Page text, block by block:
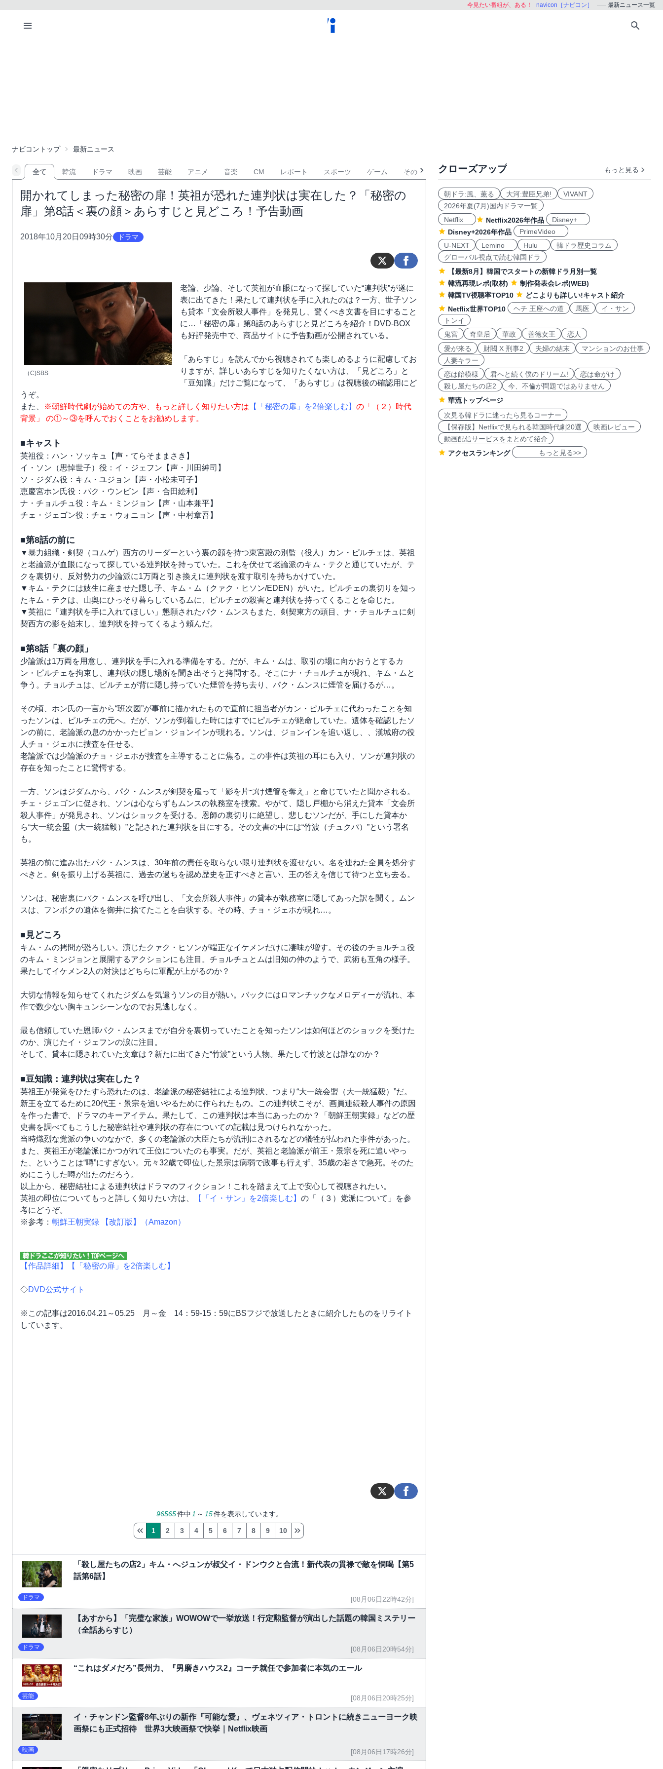
今見たい番組が、ある！ navicon［ナビコン］ 最新ニュース一覧
ナビコントップ 最新ニュース
全て 韓流 ドラマ 映画 芸能 アニメ 音楽 CM レポート スポーツ ゲーム その他
開かれてしまった秘密の扉！英祖が恐れた連判状は実在した？「秘密の
扉」第8話＜裏の顔＞あらすじと見どころ！予告動画
2018年10月20日09時30分 ドラマ
（C)SBS
老論、少論、そして英祖が血眼になって探していた“連判状”が遂に
表に出てきた！果たして連判状を手に入れたのは？一方、世子ソン
も貸本「文会所殺人事件」を発見し、驚くべき文書を目にすること
に…「秘密の扉」第8話のあらすじと見どころを紹介！DVD-BOX
も好評発売中で、商品サイトに予告動画が公開されている。
「あらすじ」を読んでから視聴されても楽しめるように配慮してお
りますが、詳しいあらすじを知りたくない方は、「見どころ」と
「豆知識」だけご覧になって、「あらすじ」は視聴後の確認用にど
うぞ。
また、
※朝鮮時代劇が始めての方や、もっと詳しく知りたい方は 【「秘密の扉」を2倍楽しむ】 の「（２）時代
背景」 の①～③を呼んでおくことをお勧めします。
■キャスト
英祖役：ハン・ソッキュ【声・てらそままさき】
イ・ソン（思悼世子）役：イ・ジェフン【声・川田紳司】
ソ・ジダム役：キム・ユジョン【声・小松未可子】
恵慶宮ホン氏役：パク・ウンビン【声・合田絵利】
ナ・チョルチュ役：キム・ミンジョン【声・山本兼平】
チェ・ジェゴン役：チェ・ウォニョン【声・中村章吾】
■第8話の前に
▼暴力組織・剣契（コムゲ）西方のリーダーという裏の顔を持つ東宮殿の別監（役人）カン・ピルチェは、英祖
と老論派が血眼になって探している連判状を持っていた。これを伏せて老論派のキム・テクと通じていたが、テ
クを裏切り、反対勢力の少論派に1万両と引き換えに連判状を渡す取引を持ちかけていた。
▼キム・テクには妓生に産ませた隠し子、キム・ム（クァク・ヒソン/EDEN）がいた。ピルチェの裏切りを知っ
たキム・テクは、山奥にひっそり暮らしているムに、ピルチェの殺害と連判状を持ってくることを命じた。
▼英祖に「連判状を手に入れてほしい」懇願されたパク・ムンスもまた、剣契東方の頭目、ナ・チョルチュに剣
契西方の影を始末し、連判状を持ってくるよう頼んだ。
■第8話「裏の顔」
少論派は1万両を用意し、連判状を手に入れる準備をする。だが、キム・ムは、取引の場に向かおうとするカ
ン・ピルチェを拘束し、連判状の隠し場所を聞き出そうと拷問する。そこにナ・チョルチュが現れ、キム・ムと
争う。チョルチュは、ピルチェが背に隠し持っていた煙管を持ち去り、パク・ムンスに煙管を届けるが…。
その頃、ホン氏の一言から“班次図”が事前に描かれたもので直前に担当者がカン・ピルチェに代わったことを知
ったソンは、ピルチェの元へ。だが、ソンが到着した時にはすでにピルチェが絶命していた。遺体を確認したソ
ンの前に、老論派の息のかかったピョン・ジョンインが現れる。ソンは、ジョンインを追い返し、、漢城府の役
人チョ・ジェホに捜査を任せる。
老論派では少論派のチョ・ジェホが捜査を主導することに焦る。この事件は英祖の耳にも入り、ソンが連判状の
存在を知ったことに驚愕する。
一方、ソンはジダムから、パク・ムンスが剣契を雇って「影を片づけ煙管を奪え」と命じていたと聞かされる。
チェ・ジェゴンに促され、ソンは心ならずもムンスの執務室を捜索。やがて、隠し戸棚から消えた貸本「文会所
殺人事件」が発見され、ソンはショックを受ける。恩師の裏切りに絶望し、悲しむソンだが、手にした貸本か
ら“大一統会盟（大一統猛毅）”と記された連判状を目にする。その文書の中には“竹波（チュクパ）”という署名
も。
英祖の前に進み出たパク・ムンスは、30年前の責任を取らない限り連判状を渡せない。名を連ねた全員を処分す
べきと。剣を振り上げる英祖に、過去の過ちを認め歴史を正すべきと言い、王の答えを信じて待つと立ち去る。
ソンは、秘密裏にパク・ムンスを呼び出し、「文会所殺人事件」の貸本が執務室に隠してあった訳を聞く。ムン
スは、フンボクの遺体を御井に捨てたことを白状する。その時、チョ・ジェホが現れ…。
■見どころ
キム・ムの拷問が恐ろしい。演じたクァク・ヒソンが端正なイケメンだけに凄味が増す。その後のチョルチュ役
のキム・ミンジョンと展開するアクションにも注目。チョルチュとムは旧知の仲のようで、武術も互角の様子。
果たしてイケメン2人の対決はどちらに軍配が上がるのか？
大切な情報を知らせてくれたジダムを気遣うソンの目が熱い。バックにはロマンチックなメロディーが流れ、本
作で数少ない胸キュンシーンなのでお見逃しなく。
最も信頼していた恩師パク・ムンスまでが自分を裏切っていたことを知ったソンは如何ほどのショックを受けた
のか、演じたイ・ジェフンの涙に注目。
そして、貸本に隠されていた文章は？新たに出てきた“竹波”という人物。果たして竹波とは誰なのか？
■豆知識：連判状は実在した？
英祖王が発覚をひたすら恐れたのは、老論派の秘密結社による連判状、つまり“大一統会盟（大一統猛毅）”だ。
新王を立てるために20代王・景宗を追いやるために作られたもの。この連判状こそが、画員連続殺人事件の原因
を作った書で、ドラマのキーアイテム。果たして、この連判状は本当にあったのか？「朝鮮王朝実録」などの歴
史書を調べてもこうした秘密結社や連判状の存在についての記載は見つけられなかった。
当時熾烈な党派の争いのなかで、多くの老論派の大臣たちが流刑にされるなどの犠牲が払われた事件があった。
また、英祖王が老論派にかつがれて王位についたのも事実。だが、英祖と老論派が前王・景宗を死に追いやっ
た、ということは“噂”にすぎない。元々32歳で即位した景宗は病弱で政事も行えず、35歳の若さで急死。そのた
めにこうした噂が出たのだろう。
以上から、秘密結社による連判状はドラマのフィクション！これを踏まえて上で安心して視聴されたい。
英祖の即位についてもっと詳しく知りたい方は、
【「イ・サン」を2倍楽しむ】 の「（３）党派について」を参
考にどうぞ。
※参考： 朝鮮王朝実録 【改訂版】（Amazon）
【作品詳細】 【「秘密の扉」を2倍楽しむ】
◇DVD公式サイト
※この記事は2016.04.21～05.25 月～金 14：59-15：59にBSフジで放送したときに紹介したものをリライト
しています。
96565件中 1 ～ 15件を表示しています。
1 2 3 4 5 6 7 8 9 10
「殺し屋たちの店2」キム・へジュンが叔父イ・ドンウクと合流！新代表の貫禄で敵を恫喝【第5
話第6話】
ドラマ [08月06日22時42分]
【あすから】「完璧な家族」WOWOWで一挙放送！行定勲監督が演出した話題の韓国ミステリー
（全話あらすじ）
ドラマ [08月06日20時54分]
“これはダメだろ”長州力、『男磨きハウス2』コーチ就任で参加者に本気のエール
芸能 [08月06日20時25分]
イ・チャンドン監督8年ぶりの新作『可能な愛』、ヴェネツィア・トロントに続きニューヨーク映
画祭にも正式招待 世界3大映画祭で快挙｜Netflix映画
映画 [08月06日17時26分]
クローズアップ もっと見る
朝ドラ:風、薫る 大河:豊臣兄弟!
VIVANT
2026年夏(7月)国内ドラマ一覧
Netflix
Netflix2026年作品
Disney+
Disney+2026年作品
PrimeVideo
U-NEXT
Lemino Hulu
韓ドラ歴史コラム
グローバル視点で読む韓国ドラ
【最新8月】韓国でスタートの新韓ドラ月別一覧
韓流再現レポ(取材)
制作発表会レポ(WEB)
韓国TV視聴率TOP10
どこよりも詳しい!キャスト紹介
Netflix世界TOP10
ヘチ 王座への道 馬医
イ・サン
トンイ
鬼宮
奇皇后 華政 善徳女王
恋人
愛が来る
財閥 X 刑事2 夫婦の結末
マンションのお仕事
人妻キラー
恋は飴模様
君へと続く僕のドリーム!
恋は命がけ
殺し屋たちの店2
今、不倫が問題ではありません
華流トップページ
次見る韓ドラに迷ったら見るコーナー
【保存版】Netflixで見られる韓国時代劇20選
映画レビュー
動画配信サービスをまとめて紹介
アクセスランキング
もっと見る>>